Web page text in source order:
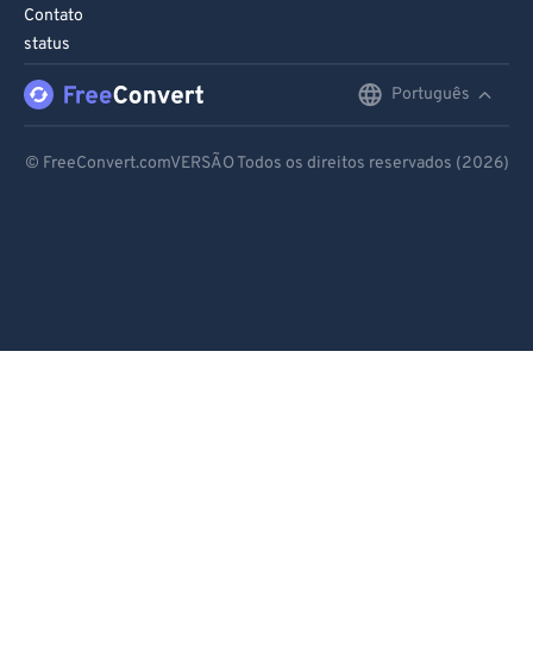
Contato
status
Português
© FreeConvert.comVERSÃO Todos os direitos reservados (2026)